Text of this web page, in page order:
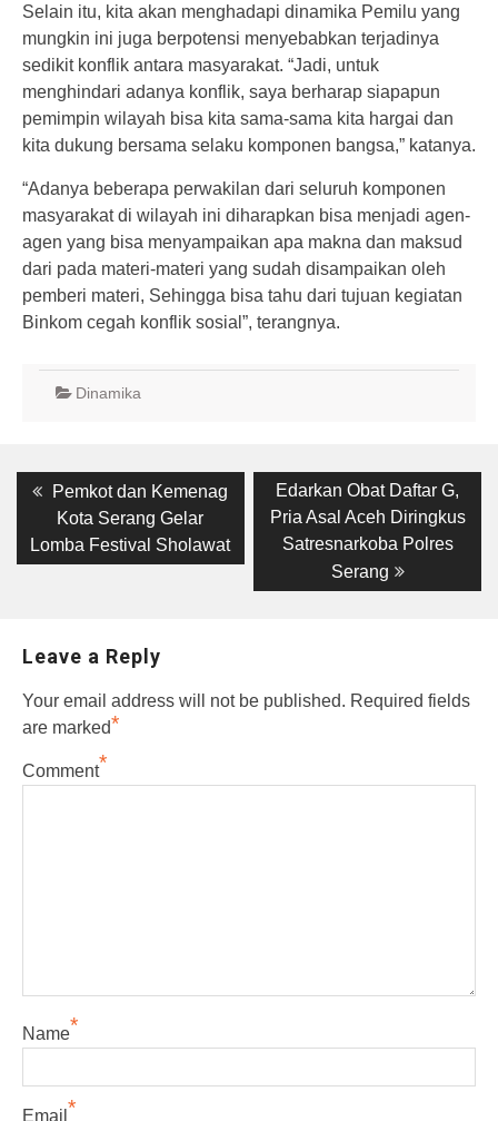
Selain itu, kita akan menghadapi dinamika Pemilu yang
mungkin ini juga berpotensi menyebabkan terjadinya
sedikit konflik antara masyarakat. “Jadi, untuk
menghindari adanya konflik, saya berharap siapapun
pemimpin wilayah bisa kita sama-sama kita hargai dan
kita dukung bersama selaku komponen bangsa,” katanya.
“Adanya beberapa perwakilan dari seluruh komponen
masyarakat di wilayah ini diharapkan bisa menjadi agen-
agen yang bisa menyampaikan apa makna dan maksud
dari pada materi-materi yang sudah disampaikan oleh
pemberi materi, Sehingga bisa tahu dari tujuan kegiatan
Binkom cegah konflik sosial”, terangnya.
Dinamika
Post
navigation
Previous
post:
Pemkot dan Kemenag
Kota Serang Gelar
Lomba Festival Sholawat
Next
post:
Edarkan Obat Daftar G,
Pria Asal Aceh Diringkus
Satresnarkoba Polres
Serang
Leave a Reply
Your email address will not be published. Required fields
are marked*
Comment*
Name*
Email *